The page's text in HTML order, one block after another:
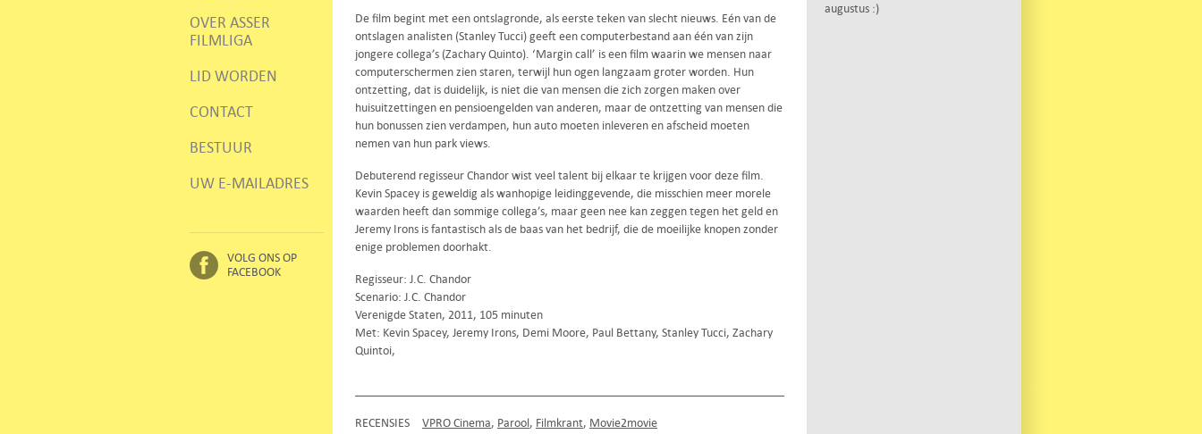
OVER ASSER
FILMLIGA
LID WORDEN
CONTACT
BESTUUR
UW E-MAILADRES
VOLG ONS OP
FACEBOOK
De film begint met een ontslagronde, als eerste teken van slecht nieuws. Eén van de
ontslagen analisten (Stanley Tucci) geeft een computerbestand aan één van zijn
jongere collega’s (Zachary Quinto). ‘Margin call’ is een film waarin we mensen naar
computerschermen zien staren, terwijl hun ogen langzaam groter worden. Hun
ontzetting, dat is duidelijk, is niet die van mensen die zich zorgen maken over
huisuitzettingen en pensioengelden van anderen, maar de ontzetting van mensen die
hun bonussen zien verdampen, hun auto moeten inleveren en afscheid moeten
nemen van hun park views.
Debuterend regisseur Chandor wist veel talent bij elkaar te krijgen voor deze film.
Kevin Spacey is geweldig als wanhopige leidinggevende, die misschien meer morele
waarden heeft dan sommige collega’s, maar geen nee kan zeggen tegen het geld en
Jeremy Irons is fantastisch als de baas van het bedrijf, die de moeilijke knopen zonder
enige problemen doorhakt.
Regisseur: J.C. Chandor
Scenario: J.C. Chandor
Verenigde Staten, 2011, 105 minuten
Met: Kevin Spacey, Jeremy Irons, Demi Moore, Paul Bettany, Stanley Tucci, Zachary
Quintoi,
RECENSIES VPRO Cinema Parool Filmkrant Movie2movie
augustus :)